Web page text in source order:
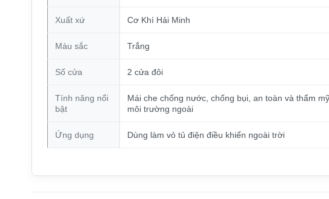
Xuất xứ Cơ Khí Hải Minh
Màu sắc Trắng
Số cửa 2 cửa đôi
Tính năng nổi
bật
Mái che chống nước, chống bụi, an toàn và thẩm
môi trường ngoài
Ứng dụng Dùng làm vỏ tủ điện điều khiển ngoài trời